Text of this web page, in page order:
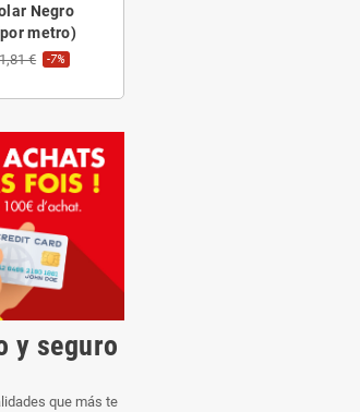
Negro
metro)
1,81 € -7%
y seguro
que más te